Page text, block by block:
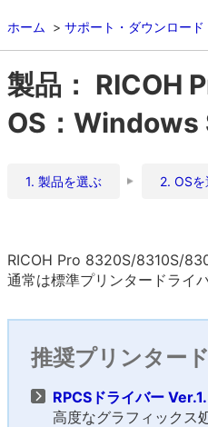
ホーム サポート・ダウンロード
製品：
OS：
1. 製品を選ぶ 2. OSを
RICOH Pro 8320S/8310S/
通常は標準プリンタードライ
推奨プリンター
RPCSドライバー
高度なグラフィックス